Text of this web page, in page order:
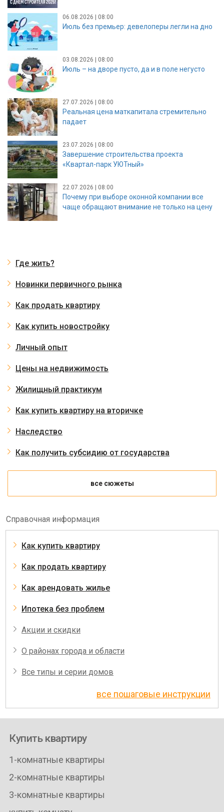
06.08.2026 | 08:00
Июль без премьер: девелоперы легли на дно
03.08.2026 | 08:00
Июль – на дворе пусто, да и в поле негусто
27.07.2026 | 08:00
Реальная цена маткапитала стремительно
падает
23.07.2026 | 08:00
Завершение строительства проекта
«Квартал-парк УЮТный»
22.07.2026 | 08:00
Почему при выборе оконной компании все
чаще обращают внимание не только на цену
Где жить?
Новинки первичного рынка
Как продать квартиру
Как купить новостройку
Личный опыт
Цены на недвижимость
Жилищный практикум
Как купить квартиру на вторичке
Наследство
Как получить субсидию от государства
все сюжеты
Справочная информация
Как купить квартиру
Как продать квартиру
Как арендовать жилье
Ипотека без проблем
Акции и скидки
О районах города и области
Все типы и серии домов
все пошаговые инструкции
Купить квартиру
1-комнатные квартиры
2-комнатные квартиры
3-комнатные квартиры